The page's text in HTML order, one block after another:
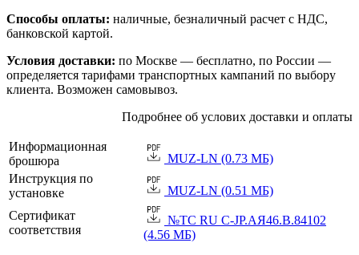
Способы оплаты: наличные, безналичный расчет с НДС,
банковской картой.
Условия доставки: по Москве — бесплатно, по России —
определяется тарифами транспортных кампаний по выбору
клиента. Возможен самовывоз.
Подробнее об услових доставки и оплаты
Информационная
брошюра
MUZ-LN (0.73 МБ)
Инструкция по
установке
MUZ-LN (0.51 МБ)
Сертификат
соответствия
№TC RU C-JP.АЯ46.B.84102
(4.56 МБ)